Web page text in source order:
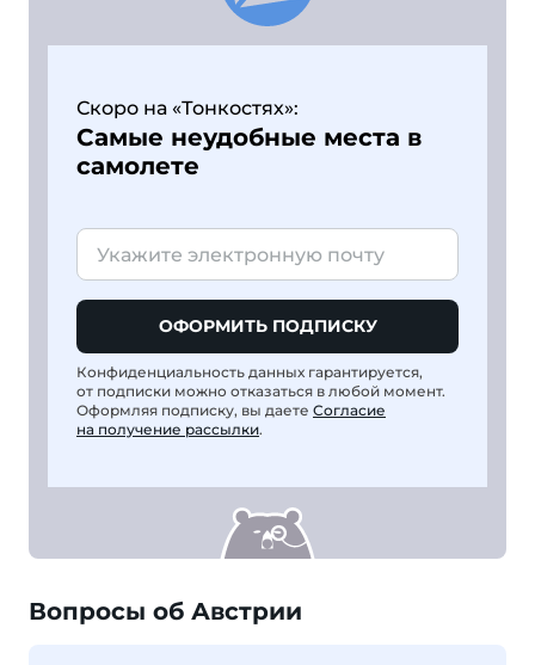
Скоро на «Тонкостях»:
Самые неудобные места в
самолете
ОФОРМИТЬ ПОДПИСКУ
Конфиденциальность данных гарантируется,
от подписки можно отказаться в любой момент.
Оформляя подписку, вы даете Согласие
на получение рассылки.
Вопросы об Австрии